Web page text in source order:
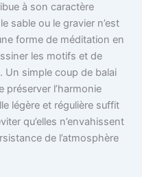
à son caractère
sable ou le gravier n’est
forme de méditation en
les motifs et de
Un simple coup de balai
préserver l’harmonie
légère et régulière suffit
qu’elles n’envahissent
de l’atmosphère